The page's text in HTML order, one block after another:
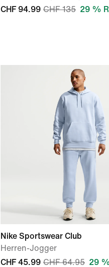
CHF 94.99 CHF 135 29 %
Nike Sportswear Club
Herren-Jogger
CHF 45.99 CHF 64.95 29